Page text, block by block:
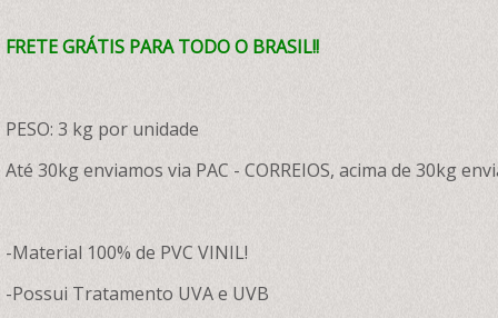
FRETE GRÁTIS PARA TODO O BRASIL!!
PESO: 3 kg por unidade
Até 30kg enviamos via PAC - CORREIOS, acima de 30kg
-Material 100% de PVC VINIL!
-Possui Tratamento UVA e UVB